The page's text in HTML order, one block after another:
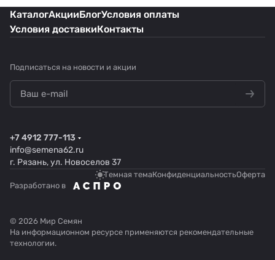
КаталогАкцииБлогУсловия оплаты
Условия доставкиКонтакты
Подписаться на новости и акции
+7 4912 777-113
info@semena62.ru
г. Рязань, ул. Новоселов 37
Темная темаКонфиденциальностьОферта
Разработано в
© 2026 Мир Семян
На информационном ресурсе применяются рекомендательные
технологии.